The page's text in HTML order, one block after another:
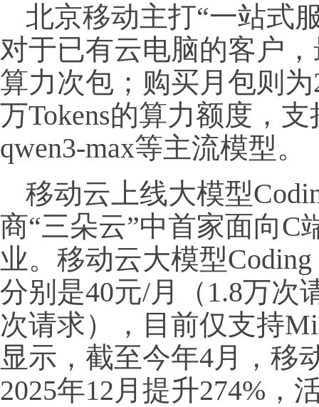
北京移动主打“一站式
对于已有云电脑的客户
算力次包；购买月包则
万Tokens的算力额度，支
qwen3‑max等主流模型。
移动云上线大模型
商“三朵云”中首家面向C
业。移动云大模型
分别是40元/月（1.8万次
次请求），目前仅支持
显示，截至今年4月，移
2025年12月提升274%，